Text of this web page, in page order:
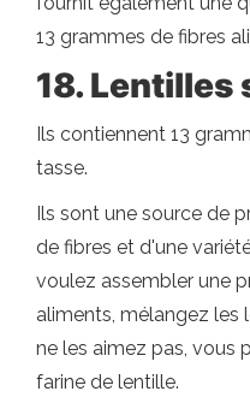
13 grammes de fibres
18. Lentilles
Ils contiennent 13
tasse.
Ils sont une source de
de fibres et d'une
voulez assembler une
aliments, mélangez les
ne les aimez pas, vous
farine de lentille.